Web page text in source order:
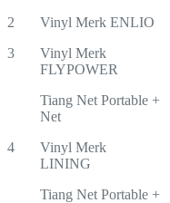
2 Vinyl Merk ENLIO
3
Vinyl Merk
FLYPOWER
Tiang Net Portable +
Net
4
Vinyl Merk
LINING
Tiang Net Portable +